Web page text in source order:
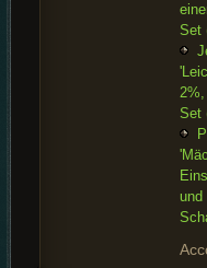
Set
Set
und